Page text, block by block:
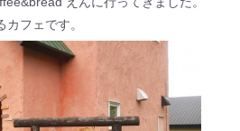
フェです。